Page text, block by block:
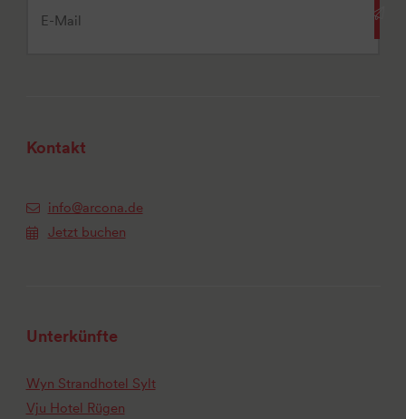
Kontakt
info@arcona.de
Jetzt buchen
Unterkünfte
Wyn Strandhotel Sylt
Vju Hotel Rügen